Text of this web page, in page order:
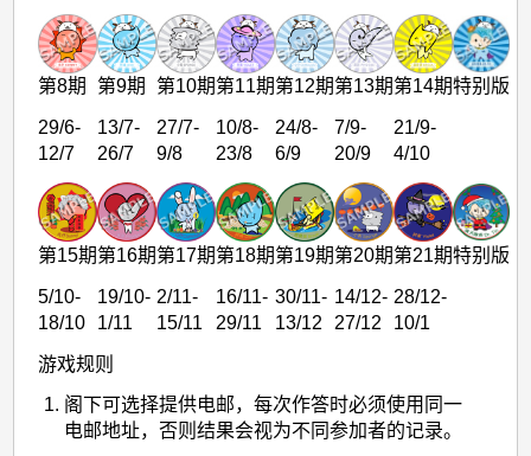
第8期 第9期 第10期第11期第12期第13期第14期特别版
29/6-
12/7
13/7-
26/7
27/7-
9/8
10/8-
23/8
24/8-
6/9
7/9-
20/9
21/9-
4/10
第15期第16期第17期第18期第19期第20期第21期特别版
5/10-
18/10
19/10-
1/11
2/11-
15/11
16/11-
29/11
30/11-
13/12
14/12-
27/12
28/12-
10/1
游戏规则
阁下可选择提供电邮，每次作答时必须使用同一
电邮地址，否则结果会视为不同参加者的记录。